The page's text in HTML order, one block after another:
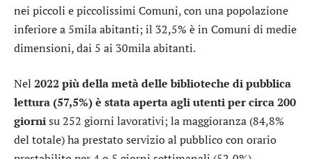
nei piccoli e piccolissimi Comuni, con una popolazione
inferiore a 5mila abitanti; il 32,5% è in Comuni di medie
dimensioni, dai 5 ai 30mila abitanti.
Nel 2022 più della metà delle biblioteche di pubblica
lettura (57,5%) è stata aperta agli utenti per circa 200
giornisu 252 giorni lavorativi; la maggioranza (84,8%
del totale) ha prestato servizio al pubblico con orario